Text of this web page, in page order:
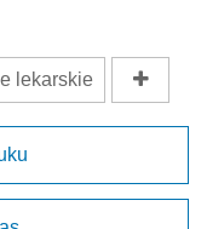
lekarskie